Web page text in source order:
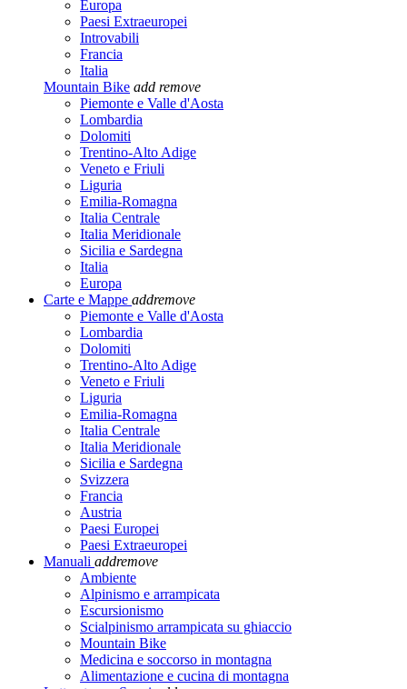
Europa
Paesi Extraeuropei
Introvabili
Francia
Italia
Mountain Bike add remove
Piemonte e Valle d'Aosta
Lombardia
Dolomiti
Trentino-Alto Adige
Veneto e Friuli
Liguria
Emilia-Romagna
Italia Centrale
Italia Meridionale
Sicilia e Sardegna
Italia
Europa
Carte e Mappe addremove
Piemonte e Valle d'Aosta
Lombardia
Dolomiti
Trentino-Alto Adige
Veneto e Friuli
Liguria
Emilia-Romagna
Italia Centrale
Italia Meridionale
Sicilia e Sardegna
Svizzera
Francia
Austria
Paesi Europei
Paesi Extraeuropei
Manuali addremove
Ambiente
Alpinismo e arrampicata
Escursionismo
Scialpinismo arrampicata su ghiaccio
Mountain Bike
Medicina e soccorso in montagna
Alimentazione e cucina di montagna